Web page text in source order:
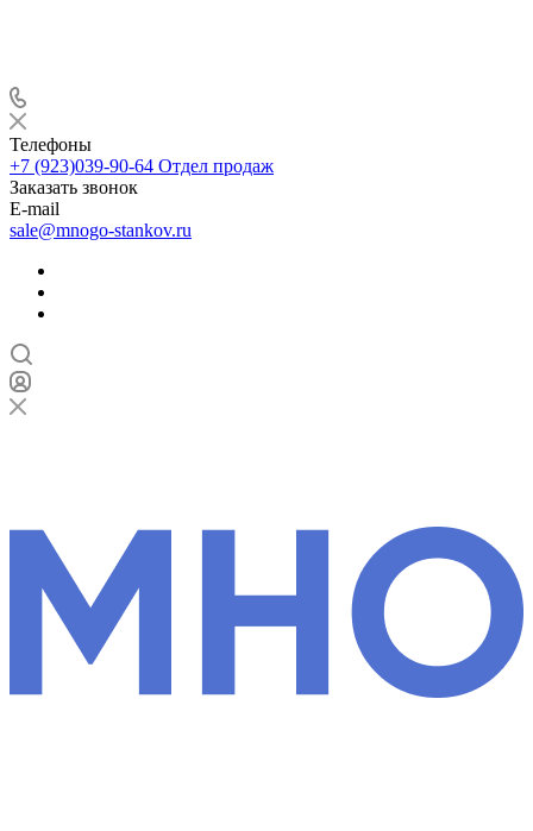
Телефоны
+7 (923)039-90-64 Отдел продаж
Заказать звонок
E-mail
sale@mnogo-stankov.ru